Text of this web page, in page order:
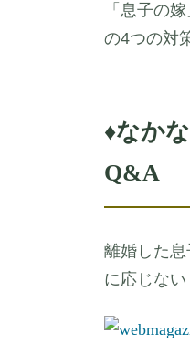
「息子の
の4つの対
♦なか
Q&A
離婚した
に応じない